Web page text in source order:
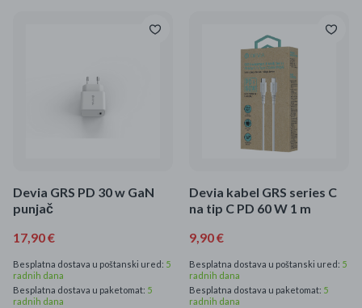
Devia GRS PD 30 w GaN
punjač
17,90 €
Besplatna dostava u poštanski ured: 5
radnih dana
Besplatna dostava u paketomat: 5
radnih dana
Devia kabel GRS series C
na tip C PD 60 W 1 m
9,90 €
Besplatna dostava u poštanski ured: 5
radnih dana
Besplatna dostava u paketomat: 5
radnih dana